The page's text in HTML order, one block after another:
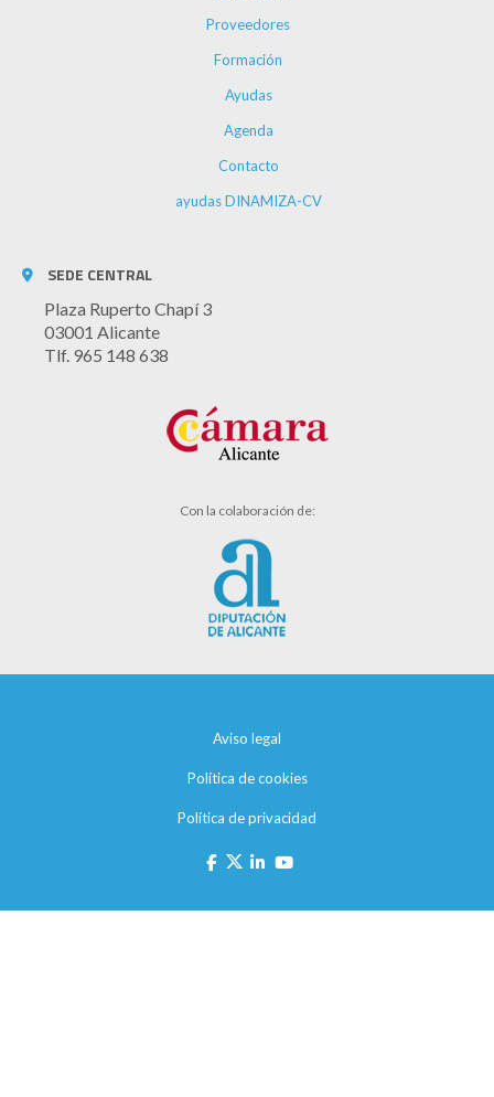
Proveedores
Formación
Ayudas
Agenda
Contacto
ayudas DINAMIZA-CV
SEDE CENTRAL
Plaza Ruperto Chapí 3
03001 Alicante
Tlf. 965 148 638
Con la colaboración de:
Aviso legal
Política de cookies
Política de privacidad